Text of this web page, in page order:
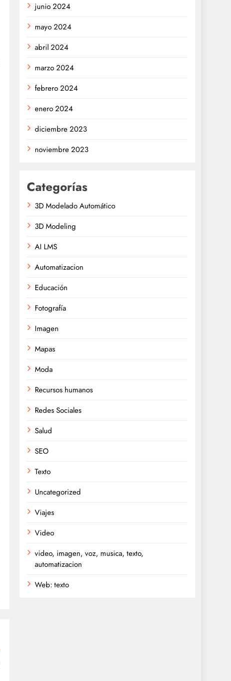
junio 2024
mayo 2024
abril 2024
marzo 2024
febrero 2024
enero 2024
diciembre 2023
noviembre 2023
Categorías
3D Modelado Automático
3D Modeling
AI LMS
Automatizacion
Educación
Fotografía
Imagen
Mapas
Moda
Recursos humanos
Redes Sociales
Salud
SEO
Texto
Uncategorized
Viajes
Video
video, imagen, voz, musica, texto,
automatizacion
Web: texto